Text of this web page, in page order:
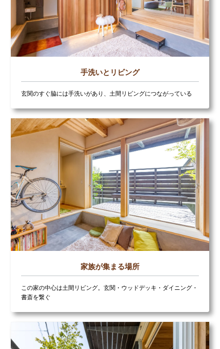
手洗いとリビング
玄関のすぐ脇には手洗いがあり、土間リビングにつながっている
家族が集まる場所
この家の中心は土間リビング。玄関・ウッドデッキ・ダイニング・
書斎を繋ぐ